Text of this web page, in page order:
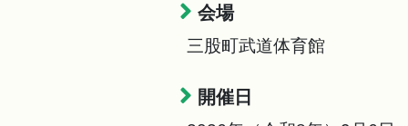
会場
三股町武道体育館
開催日